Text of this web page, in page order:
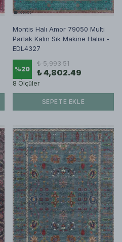
Montis Halı Amor 79050 Multi
Parlak Kalın Sık Makine Halısı -
EDL4327
%20
₺ 5,993.51
₺ 4,802.49
8 Ölçüler
SEPETE EKLE